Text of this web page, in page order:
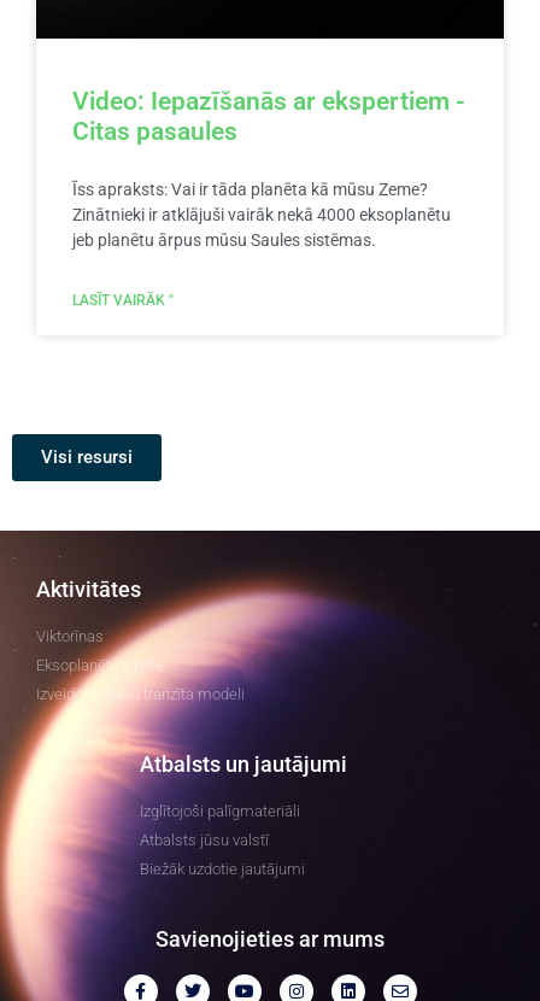
Video: Iepazīšanās ar ekspertiem -
Citas pasaules
Īss apraksts: Vai ir tāda planēta kā mūsu Zeme?
Zinātnieki ir atklājuši vairāk nekā 4000 eksoplanētu
jeb planētu ārpus mūsu Saules sistēmas.
LASĪT VAIRĀK "
Visi resursi
Aktivitātes
Viktorīnas
Eksoplanētu izpēte
Izveidojiet savu tranzīta modeli
Atbalsts un jautājumi
Izglītojoši palīgmateriāli
Atbalsts jūsu valstī
Biežāk uzdotie jautājumi
Savienojieties ar mums